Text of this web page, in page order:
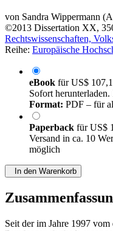
von Sandra Wippermann
©2013 Dissertation XX,
Rechtswissenschaften,
Reihe: Europäische
eBook fürUS$
Sofort
Format: PDF – für
Paperback fürUS$
Versand in ca. 10
möglich
In den Warenkorb
Seit der im Jahre 1997 vom